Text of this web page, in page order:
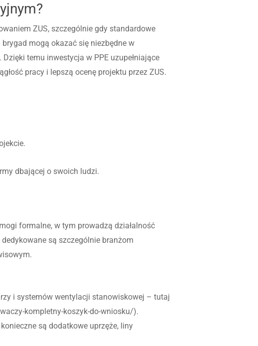
ZUS, szczególnie gdy standardowe
mogą okazać się niezbędne w
temu inwestycja w PPE uzupełniające
pracy i lepszą ocenę projektu przez ZUS.
dbającej o swoich ludzi.
formalne, w tym prowadzą działalność
są szczególnie branżom
i systemów wentylacji stanowiskowej – tutaj
kompletny-koszyk-do-wniosku/).
są dodatkowe uprzęże, liny